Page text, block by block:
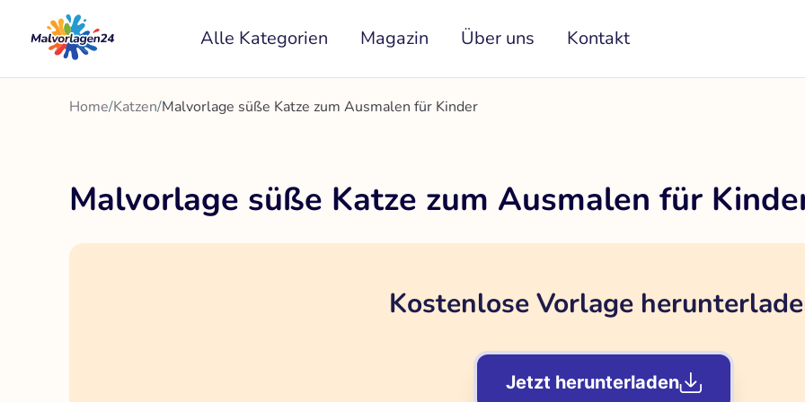
Inhalt
springen
Alle Kategorien Magazin Über uns Kontakt
Home/Katzen/Malvorlage süße Katze zum Ausmalen für Kinder
Malvorlage süße Katze zum Ausmalen für
Kostenlose Vorlage
Jetzt herunterladen